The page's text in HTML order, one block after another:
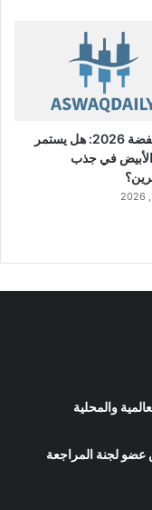
تحليل الفضة 2026: هل يستمر
في جذب
والمحلية
عضو لجنة المراجعة